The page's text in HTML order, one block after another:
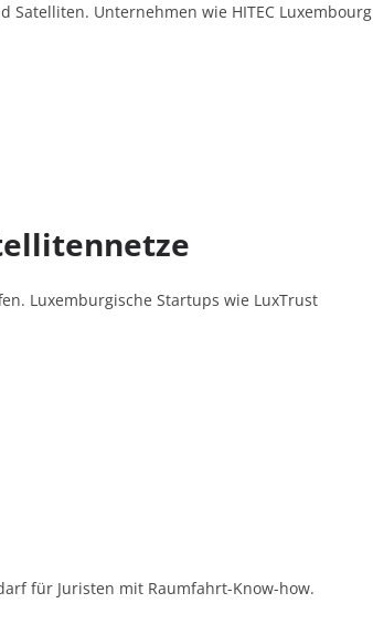
Satelliten. Unternehmen wie HITEC Luxembourg
Luxemburgische Startups wie LuxTrust
für Juristen mit Raumfahrt-Know-how.